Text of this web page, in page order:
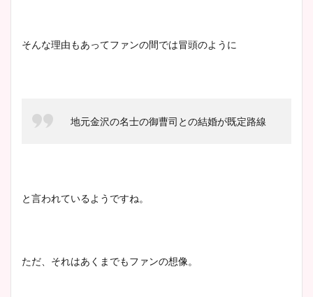
そんな理由もあってファンの間では冒頭のように
地元金沢の名士の御曹司との結婚が既定路線
と言われているようですね。
ただ、それはあくまでもファンの想像。